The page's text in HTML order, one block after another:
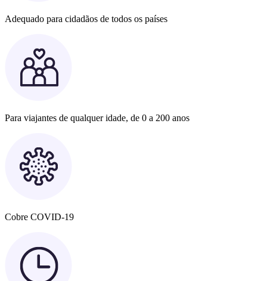
Adequado para cidadãos de todos os países
Para viajantes de qualquer idade, de 0 a 200 anos
Cobre COVID-19